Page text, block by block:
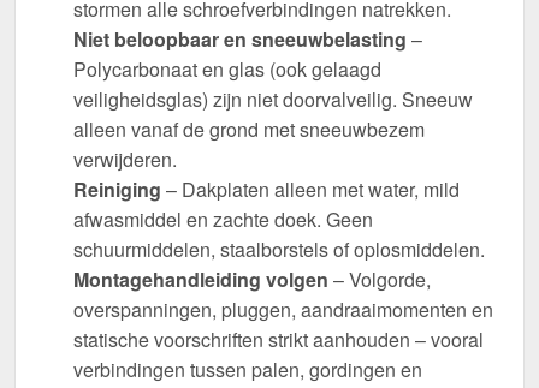
stormen alle schroefverbindingen natrekken.
Niet beloopbaar en sneeuwbelasting –
Polycarbonaat en glas (ook gelaagd
veiligheidsglas) zijn niet doorvalveilig. Sneeuw
alleen vanaf de grond met sneeuwbezem
verwijderen.
Reiniging – Dakplaten alleen met water, mild
afwasmiddel en zachte doek. Geen
schuurmiddelen, staalborstels of oplosmiddelen.
Montagehandleiding volgen – Volgorde,
overspanningen, pluggen, aandraaimomenten en
statische voorschriften strikt aanhouden – vooral
verbindingen tussen palen, gordingen en